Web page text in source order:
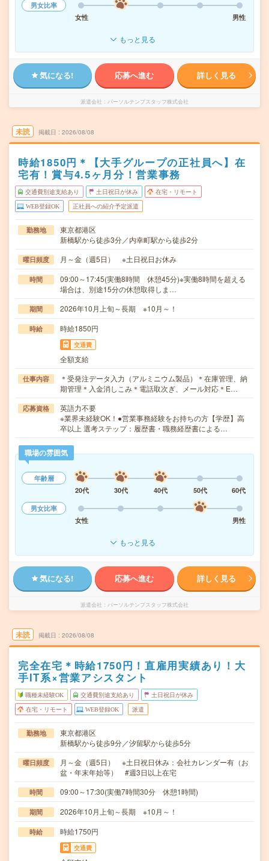
男女比率
女性
男性
もっと見る
気になる! 応募へ進む 詳しく見る
派遣会社 パーソルテンプスタッフ株式会社
未読 掲載日 2026/08/08
時給1850円＊【大手グループの正社員へ】在
宅有！賞与4.5ヶ月分！営業事務
交通費別途支給あり 土日祝日が休み 在宅・リモート
WEB登録OK 正社員への紹介予定派遣
勤務地
東京都港区
新橋駅から徒歩3分／内幸町駅から徒歩2分
曜日頻度 月～金（週5日） ※土日祝日お休み
時間
09:00～17:45(実働8時間 休憩45分)※実働8時間を超える
場合は、別途15分の休憩取得しま…
期間 2026年10月上旬～長期 ※10月～！
時給 時給1850円
交通費
全額支給
仕事内容
＊受発注データ入力（アルミニウム製品）＊在庫管理、納
期管理＊入金消しこみ＊電話取次ぎ、メール対応＊E…
応募資格
英語力不要
※業界未経験OK！●営業事務経験をお持ちの方【学歴】高
卒以上 選考ステップ：履歴書・職務経歴書による…
職場の雰囲気
年齢層
20代
30代 40代 50代
60代
男女比率
女性
男性
もっと見る
気になる! 応募へ進む 詳しく見る
派遣会社 パーソルテンプスタッフ株式会社
未読 掲載日 2026/08/08
完全在宅＊時給1750円！直雇用実績あり！大
手IT系×営業アシスタント
職種未経験OK 交通費別途支給あり 土日祝日が休み
在宅・リモート WEB登録OK 派遣
勤務地
東京都港区
新橋駅から徒歩9分／汐留駅から徒歩5分
曜日頻度
月～金（週5日） ※土日祝日休み：会社カレンダー有（お
盆・年末年始等） #週3日以上在宅
時間 09:00～17:30(実働7時間30分 休憩1時間)
期間 2026年10月上旬～長期 ※10月～！
時給 時給1750円
交通費